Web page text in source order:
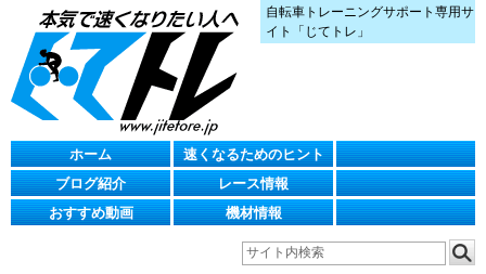
自転車トレーニングサポート専用サ
イト「じてトレ」
ホーム
速くなるためのヒント
ブログ紹介
レース情報
おすすめ動画
機材情報